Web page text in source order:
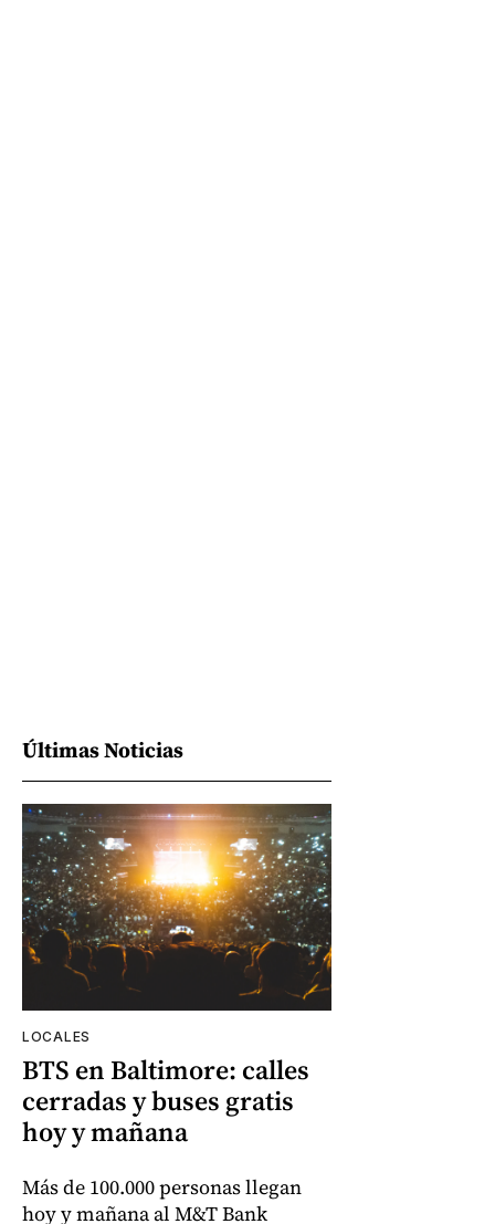
Últimas Noticias
LOCALES
BTS en Baltimore: calles
cerradas y buses gratis
hoy y mañana
Más de 100.000 personas llegan
hoy y mañana al M&T Bank